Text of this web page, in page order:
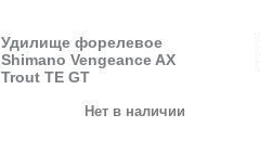
Удилище форелевое
Shimano Vengeance AX
Trout TE GT
Нет в наличии